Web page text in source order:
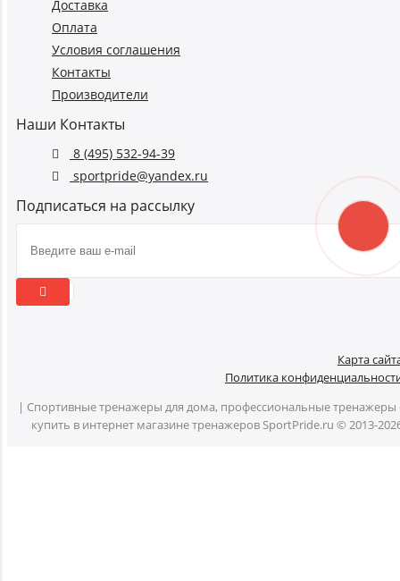
Доставка
Оплата
Условия соглашения
Контакты
Производители
Наши Контакты
8 (495) 532-94-39
sportpride@yandex.ru
Подписаться на рассылку
Карта
Политика
| Спортивные тренажеры для дома, профессиональные тренажеры
купить в интернет магазине тренажеров SportPride.ru © 2013-